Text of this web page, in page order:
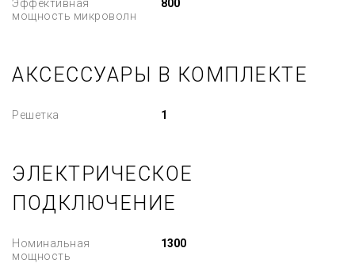
Эффективная
мощность микроволн
800
АКСЕССУАРЫ В КОМПЛЕКТЕ
Решетка 1
ЭЛЕКТРИЧЕСКОЕ
ПОДКЛЮЧЕНИЕ
Номинальная
мощность
1300